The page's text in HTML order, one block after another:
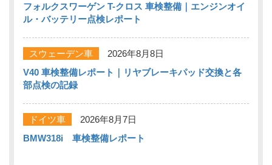
フォルクスワーゲン T-クロス 車検整備｜エンジンオイ
ル・バッテリー点検レポート
スウェーデン車
2026年8月8日
V40 車検整備レポート｜リヤブレーキパッド交換と各
部点検の記録
ドイツ車
2026年8月7日
BMW318i 車検整備レポート